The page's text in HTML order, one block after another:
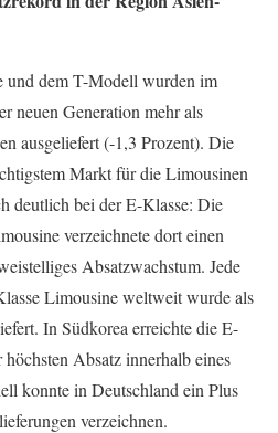
und dem T-Modell wurden im
neuen Generation mehr als
ausgeliefert (-1,3 Prozent). Die
Markt für die Limousinen
deutlich bei der E-Klasse: Die
verzeichnete dort einen
Absatzwachstum. Jede
Limousine weltweit wurde als
In Südkorea erreichte die E-
Absatz innerhalb eines
konnte in Deutschland ein Plus
verzeichnen.